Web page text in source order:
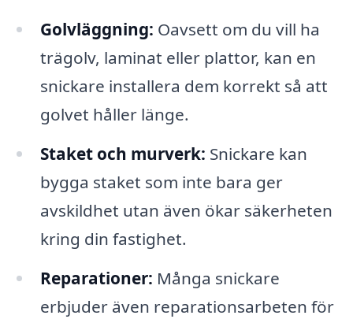
Golvläggning: Oavsett om du vill ha
trägolv, laminat eller plattor, kan en
snickare installera dem korrekt så att
golvet håller länge.
Staket och murverk: Snickare kan
bygga staket som inte bara ger
avskildhet utan även ökar säkerheten
kring din fastighet.
Reparationer: Många snickare
erbjuder även reparationsarbeten för